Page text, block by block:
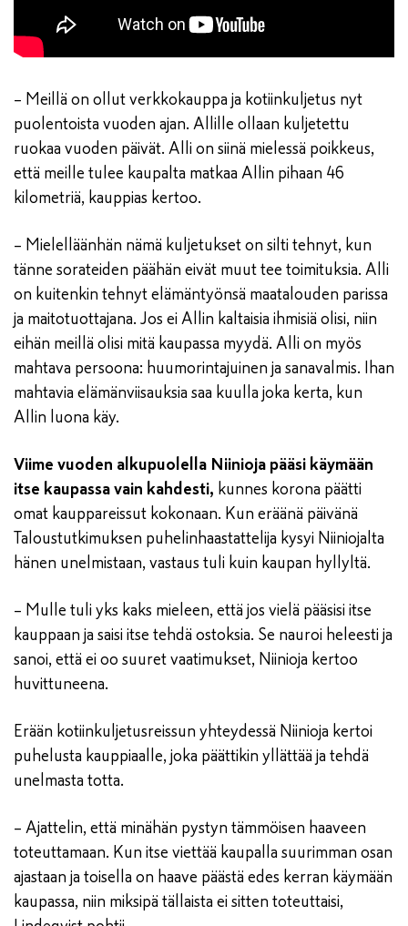
– Meillä on ollut verkkokauppa ja kotiinkuljetus nyt
puolentoista vuoden ajan. Allille ollaan kuljetettu
ruokaa vuoden päivät. Alli on siinä mielessä poikkeus,
että meille tulee kaupalta matkaa Allin pihaan 46
kilometriä, kauppias kertoo.
– Mielelläänhän nämä kuljetukset on silti tehnyt, kun
tänne sorateiden päähän eivät muut tee toimituksia. Alli
on kuitenkin tehnyt elämäntyönsä maatalouden parissa
ja maitotuottajana. Jos ei Allin kaltaisia ihmisiä olisi, niin
eihän meillä olisi mitä kaupassa myydä. Alli on myös
mahtava persoona: huumorintajuinen ja sanavalmis. Ihan
mahtavia elämänviisauksia saa kuulla joka kerta, kun
Allin luona käy.
Viime vuoden alkupuolella Niinioja pääsi käymään
itse kaupassa vain kahdesti, kunnes korona päätti
omat kauppareissut kokonaan. Kun eräänä päivänä
Taloustutkimuksen puhelinhaastattelija kysyi Niiniojalta
hänen unelmistaan, vastaus tuli kuin kaupan hyllyltä.
– Mulle tuli yks kaks mieleen, että jos vielä pääsisi itse
kauppaan ja saisi itse tehdä ostoksia. Se nauroi heleesti ja
sanoi, että ei oo suuret vaatimukset, Niinioja kertoo
huvittuneena.
Erään kotiinkuljetusreissun yhteydessä Niinioja kertoi
puhelusta kauppiaalle, joka päättikin yllättää ja tehdä
unelmasta totta.
– Ajattelin, että minähän pystyn tämmöisen haaveen
toteuttamaan. Kun itse viettää kaupalla suurimman osan
ajastaan ja toisella on haave päästä edes kerran käymään
kaupassa, niin miksipä tällaista ei sitten toteuttaisi,